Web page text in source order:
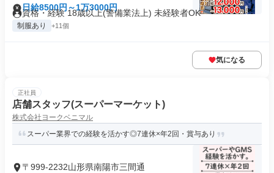
日給8500円～1万3000円
資格・経験 18歳以上(警備業法上) 未経験者OK
制服あり +11個
気になる
正社員
店舗スタッフ(スーパーマーケット)
株式会社ヨークベニマル
スーパー業界での経験を活かす◎7連休×年2回・賞与あり
〒999-2232山形県南陽市三間通